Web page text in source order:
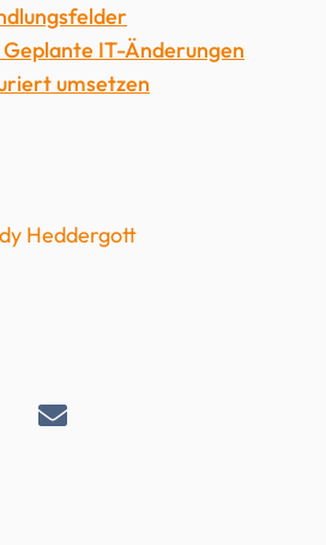
Geplante IT-Änderungen
umsetzen
Heddergott